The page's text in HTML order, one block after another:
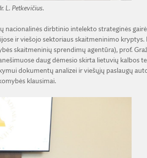
L. Petkevičius.
nacionalinės dirbtinio intelekto strateginės
ir viešojo sektoriaus skaitmeninimo kryptys.
skaitmeninių sprendimų agentūra), prof.
daug dėmesio skirta lietuvių kalbos
dokumentų analizei ir viešųjų paslaugų
klausimai.